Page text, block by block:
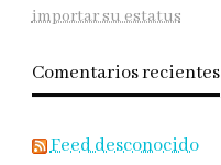
importar su estatus
Comentarios recientes
Feed desconocido